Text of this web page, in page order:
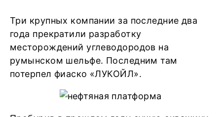
Три крупных компании за последние два
года прекратили разработку
месторождений углеводородов на
румынском шельфе. Последним там
потерпел фиаско «ЛУКОЙЛ».